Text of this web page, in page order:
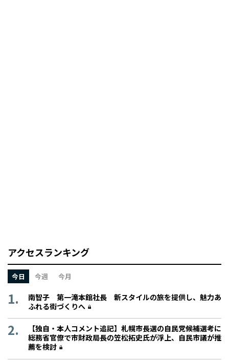
アクセスランキング
今日 今週 今月
南智子 第一滝本館社長 新スタイルの旅を提供し、魅力あ
ふれる街づくりへ
【独自・本人コメント追記】札幌市長選の自民党候補選考に
総務省官僚で市財政局長の笠松拓史氏が浮上、自民市議が推
薦を検討